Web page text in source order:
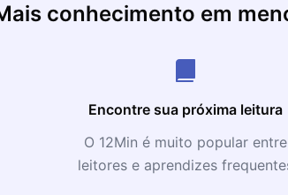
conhecimento em
Encontre sua próxima leitura
O 12Min é muito popular entre
leitores e aprendizes